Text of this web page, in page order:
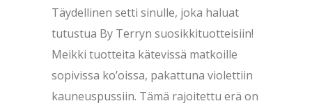
Täydellinen setti sinulle, joka haluat
tutustua By Terryn suosikkituotteisiin!
Meikki tuotteita kätevissä matkoille
sopivissa ko’oissa, pakattuna violettiin
kauneuspussiin. Tämä rajoitettu erä on